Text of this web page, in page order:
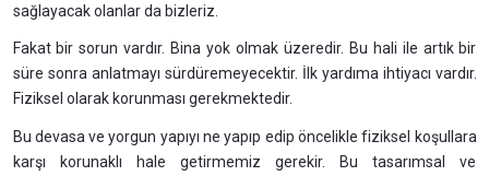
sağlayacak olanlar da bizleriz.
Fakat bir sorun vardır. Bina yok olmak üzeredir. Bu hali ile artık bir
süre sonra anlatmayı sürdüremeyecektir. İlk yardıma ihtiyacı vardır.
Fiziksel olarak korunması gerekmektedir.
Bu devasa ve yorgun yapıyı ne yapıp edip öncelikle fiziksel koşullara
karşı korunaklı hale getirmemiz gerekir. Bu tasarımsal ve